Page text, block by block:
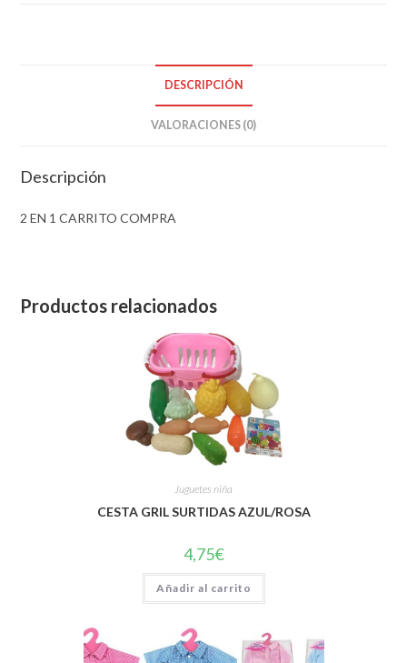
DESCRIPCIÓN
VALORACIONES (0)
Descripción
2 EN 1 CARRITO COMPRA
Productos relacionados
Juguetes niña
CESTA GRIL SURTIDAS AZUL/ROSA
4,75€
Añadir al carrito